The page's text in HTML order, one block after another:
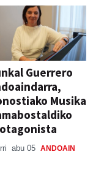
Guerrero
Musika
abu 05 ANDOAIN